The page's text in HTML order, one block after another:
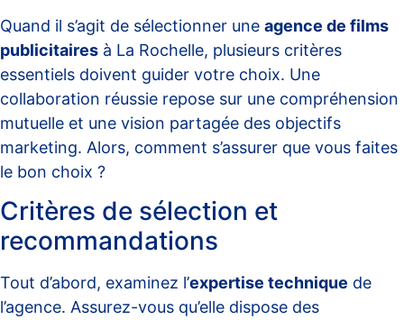
Quand il s’agit de sélectionner une agence de films
publicitaires à La Rochelle, plusieurs critères
essentiels doivent guider votre choix. Une
collaboration réussie repose sur une compréhension
mutuelle et une vision partagée des objectifs
marketing. Alors, comment s’assurer que vous faites
le bon choix ?
Critères de sélection et
recommandations
Tout d’abord, examinez l’expertise technique de
l’agence. Assurez-vous qu’elle dispose des